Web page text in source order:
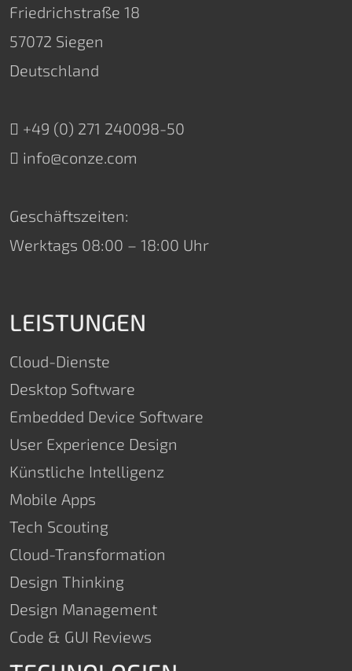
Friedrichstraße 18
57072 Siegen
Deutschland
+49 (0) 271 240098-50
info@conze.com
Geschäftszeiten:
Werktags 08:00 – 18:00 Uhr
LEISTUNGEN
Cloud-Dienste
Desktop Software
Embedded Device Software
User Experience Design
Künstliche Intelligenz
Mobile Apps
Tech Scouting
Cloud-Transformation
Design Thinking
Design Management
Code & GUI Reviews